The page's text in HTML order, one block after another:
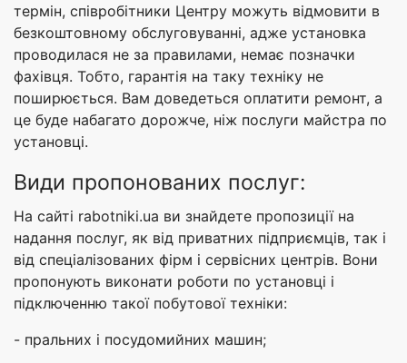
термін, співробітники Центру можуть відмовити в
безкоштовному обслуговуванні, адже установка
проводилася не за правилами, немає позначки
фахівця. Тобто, гарантія на таку техніку не
поширюється. Вам доведеться оплатити ремонт, а
це буде набагато дорожче, ніж послуги майстра по
установці.
Види пропонованих послуг:
На сайті rabotniki.ua ви знайдете пропозиції на
надання послуг, як від приватних підприємців, так і
від спеціалізованих фірм і сервісних центрів. Вони
пропонують виконати роботи по установці і
підключенню такої побутової техніки:
- пральних і посудомийних машин;